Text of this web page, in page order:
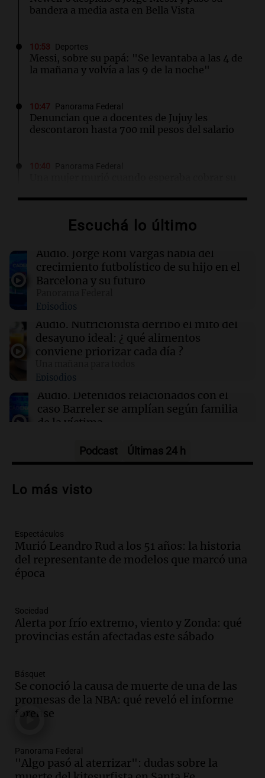
bandera a media asta en Bella Vista
10:53 Deportes
Messi, sobre su papá: "Se levantaba a las 4 de
la mañana y volvía a las 9 de la noche"
10:47 Panorama Federal
Denuncian que a docentes de Jujuy les
descontaron hasta 700 mil pesos del salario
Deportes
Lionel, el crack que marcó una era
10:38 Sociedad
todos los partidos de Leones FC
La Popu
¡Momento soñado! Joaco Martín de Desakta2
Escuchá lo último
Audio. Jorge Roni Vargas habla del
crecimiento futbolístico de su hijo en el
Barcelona y su futuro
Episodios
Audio. Nutricionista derribó el mito del
desayuno ideal: ¿ qué alimentos
conviene priorizar cada día ?
Episodios
Audio. Detenidos relacionados con el
caso Barreler se amplían según familia
de la víctima
Audio.Análisis de la derrota legislativa
impacto en la opinión pública
Audio. Murió Jorge Messi
Una mañana para todos
Audio.
contra el tiempo: necesita un trasplante
para poder seguir viviend
Audio. Estiman que la inflación nacional
de julio será menor al 2,9% registrado
en CABA
Una mañana para todos
Audio.El Senado provincial establece
protocolo contra ciberbullying y
Podcast Últimas 24 h
Lo más visto
Espectáculos
Murió Leandro Rud a los 51 años: la historia
del representante de modelos que marcó una
época
Sociedad
Alerta por frío extremo, viento y Zonda: qué
provincias están afectadas este sábado
Básquet
Se conoció la causa de muerte de una de las
promesas de la NBA: qué reveló el informe
forense
Panorama Federal
"Algo pasó al aterrizar": dudas sobre la